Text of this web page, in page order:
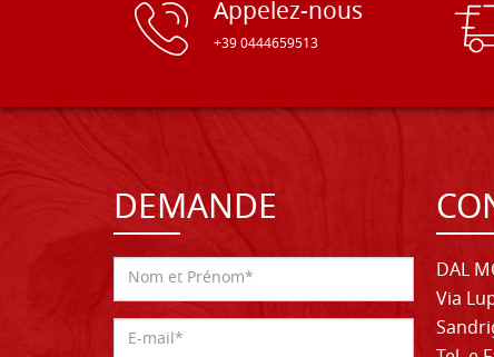
Appelez-nous
+39 0444659513
DEMANDE
DAL
Via